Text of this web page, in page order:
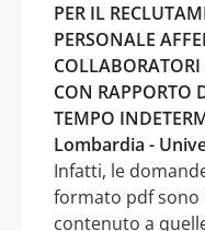
PER IL
PERSONALE
CON RAPPORTO
TEMPO
Lombardia -
Infatti, le
formato pdf
contenuto a